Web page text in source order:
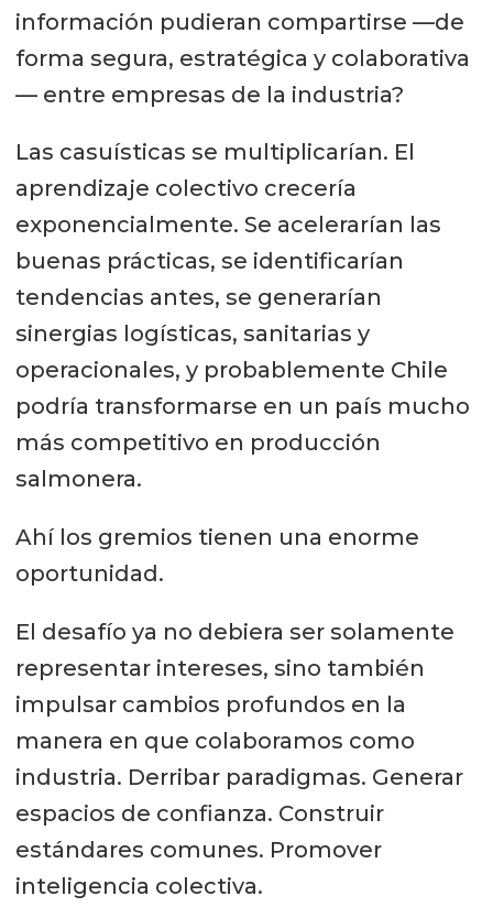
información pudieran compartirse —de
forma segura, estratégica y colaborativa
— entre empresas de la industria?
Las casuísticas se multiplicarían. El
aprendizaje colectivo crecería
exponencialmente. Se acelerarían las
buenas prácticas, se identificarían
tendencias antes, se generarían
sinergias logísticas, sanitarias y
operacionales, y probablemente Chile
podría transformarse en un país mucho
más competitivo en producción
salmonera.
Ahí los gremios tienen una enorme
oportunidad.
El desafío ya no debiera ser solamente
representar intereses, sino también
impulsar cambios profundos en la
manera en que colaboramos como
industria. Derribar paradigmas. Generar
espacios de confianza. Construir
estándares comunes. Promover
inteligencia colectiva.